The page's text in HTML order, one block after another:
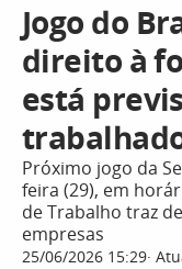
Jogo do
direito à
está
Próximo jogo da
feira (29), em
de Trabalho traz
empresas
25/06/2026 15:29